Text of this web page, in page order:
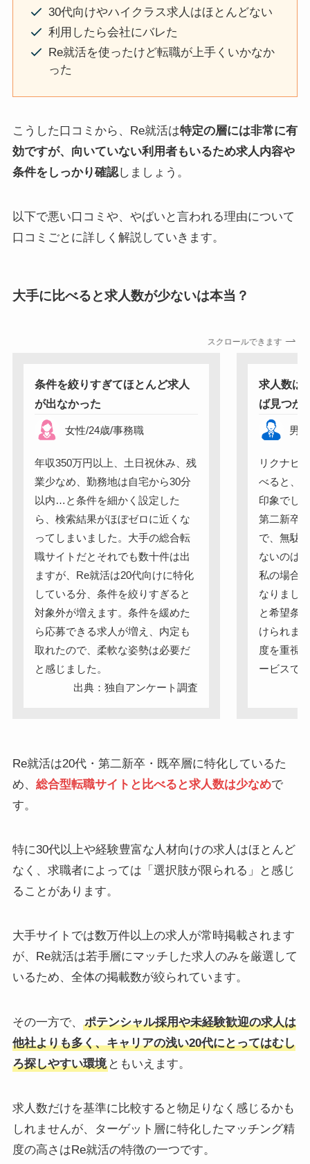
30代向けやハイクラス求人はほとんどない
利用したら会社にバレた
Re就活を使ったけど転職が上手くいかなか
った
こうした口コミから、Re就活は特定の層には非常に有
効ですが、向いていない利用者もいるため求人内容や
条件をしっかり確認しましょう。
以下で悪い口コミや、やばいと言われる理由について
口コミごとに詳しく解説していきます。
大手に比べると求人数が少ないは本当？
スクロールできます
条件を絞りすぎてほとんど求人
が出なかった
女性/24歳/事務職
年収350万円以上、土日祝休み、残
業少なめ、勤務地は自宅から30分
以内…と条件を細かく設定した
ら、検索結果がほぼゼロに近くな
ってしまいました。大手の総合転
職サイトだとそれでも数十件は出
ますが、Re就活は20代向けに特化
している分、条件を絞りすぎると
対象外が増えます。条件を緩めた
ら応募できる求人が増え、内定も
取れたので、柔軟な姿勢は必要だ
と感じました。
出典：独自アンケート調査
求人数は
ば見つか
男性
リクナビ
べると、
印象でし
第二新卒
で、無駄
ないのは
私の場合
なりまし
と希望条
けられま
度を重視
ービスで
Re就活は20代・第二新卒・既卒層に特化しているた
め、 総合型転職サイトと比べると求人数は少なめで
す。
特に30代以上や経験豊富な人材向けの求人はほとんど
なく、求職者によっては「選択肢が限られる」と感じ
ることがあります。
大手サイトでは数万件以上の求人が常時掲載されます
が、Re就活は若手層にマッチした求人のみを厳選して
いるため、全体の掲載数が絞られています。
その一方で、
ポテンシャル採用や未経験歓迎の求人は
他社よりも多く、キャリアの浅い20代にとってはむし
ろ探しやすい環境ともいえます。
求人数だけを基準に比較すると物足りなく感じるかも
しれませんが、ターゲット層に特化したマッチング精
度の高さはRe就活の特徴の一つです。